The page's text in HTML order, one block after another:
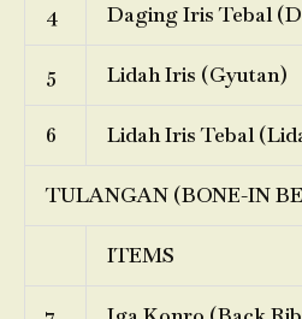
4 Daging Iris Tebal
5 Lidah Iris (Gyutan)
6 Lidah Iris Tebal
TULANGAN (BONE-IN
ITEMS